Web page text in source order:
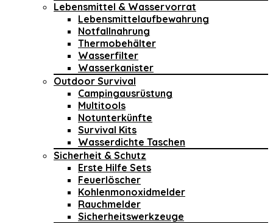
Lebensmittel & Wasservorrat
Lebensmittelaufbewahrung
Notfallnahrung
Thermobehälter
Wasserfilter
Wasserkanister
Outdoor Survival
Campingausrüstung
Multitools
Notunterkünfte
Survival Kits
Wasserdichte Taschen
Sicherheit & Schutz
Erste Hilfe Sets
Feuerlöscher
Kohlenmonoxidmelder
Rauchmelder
Sicherheitswerkzeuge